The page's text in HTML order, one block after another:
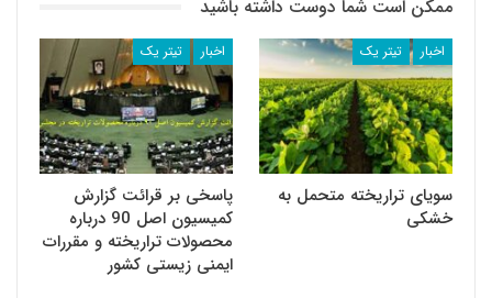
ممکن است شما دوست داشته باشید
اخبار تیتر یک
سویای تراریخته متحمل به
خشکی
اخبار تیتر یک
پاسخی بر قرائت گزارش
کمیسیون اصل 90 درباره
محصولات تراریخته و مقررات
ایمنی زیستی کشور